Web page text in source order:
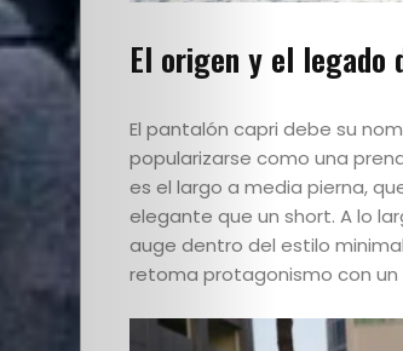
Quienes
Somos
Editoriales
El origen y el legado
El pantalón capri debe su
popularizarse como una
es el largo a media pierna,
elegante que un short. A lo
auge dentro del estilo
retoma protagonismo con